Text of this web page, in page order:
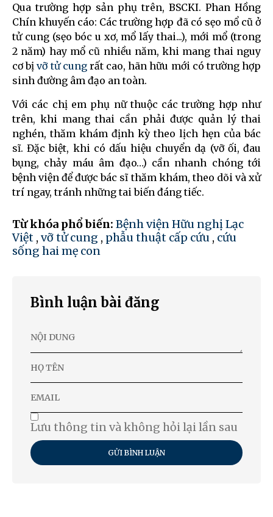
Qua trường hợp sản phụ trên, BSCKI. Phan Hồng
Chín khuyến cáo: Các trường hợp đã có sẹo mổ cũ ở
tử cung (sẹo bóc u xơ, mổ lấy thai...), mới mổ (trong
2 năm) hay mổ cũ nhiều năm, khi mang thai nguy
cơ bịvỡ tử cungrất cao, hãn hữu mới có trường hợp
sinh đường âm đạo an toàn.
Với các chị em phụ nữ thuộc các trường hợp như
trên, khi mang thai cần phải được quản lý thai
nghén, thăm khám định kỳ theo lịch hẹn của bác
sĩ. Đặc biệt, khi có dấu hiệu chuyển dạ (vỡ ối, đau
bụng, chảy máu âm đạo…) cần nhanh chóng tới
bệnh viện để được bác sĩ thăm khám, theo dõi và xử
trí ngay, tránh những tai biến đáng tiếc.
Từ khóa phổ biến: Bệnh viện Hữu nghị Lạc
Việt , vỡ tử cung , phẫu thuật cấp cứu , cứu
sống hai mẹ con
Bình luận bài đăng
Lưu thông tin và không hỏi lại lần sau
GỬI BÌNH LUẬN